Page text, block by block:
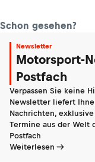
Schon gesehen?
Newsletter
Motorsport-
Postfach
Verpassen Sie keine
Newsletter liefert
Nachrichten,
Termine aus der Welt
Postfach
Weiterlesen